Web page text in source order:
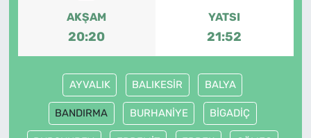
AKŞAM
20:20
YATSI
21:52
AYVALIK BALIKESİR BALYA
BANDIRMA BURHANİYE BİGADİÇ